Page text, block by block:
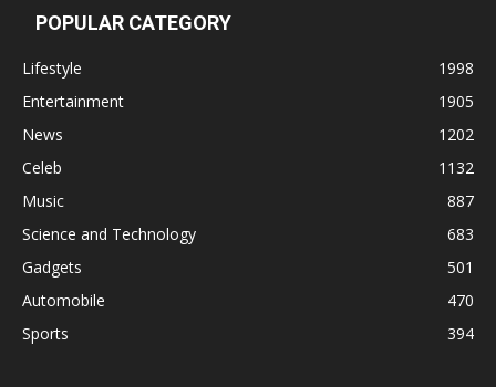
POPULAR CATEGORY
Lifestyle
1998
Entertainment
1905
News
1202
Celeb
1132
Music
887
Science and Technology
683
Gadgets
501
Automobile
470
Sports
394